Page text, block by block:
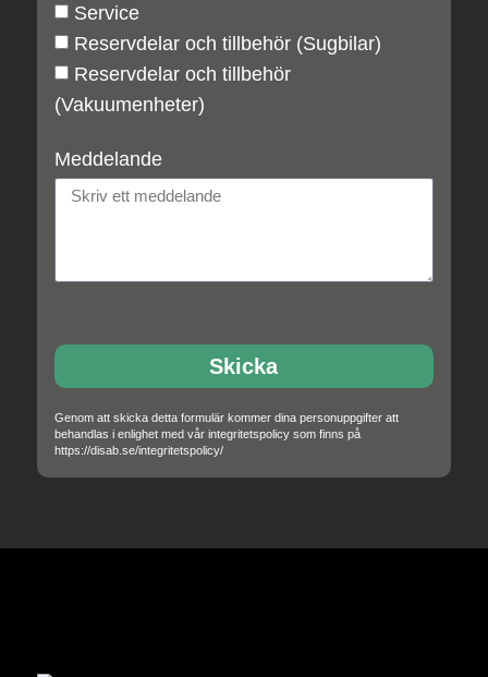
Service
Reservdelar och tillbehör (Sugbilar)
Reservdelar och tillbehör
(Vakuumenheter)
Meddelande
Skicka